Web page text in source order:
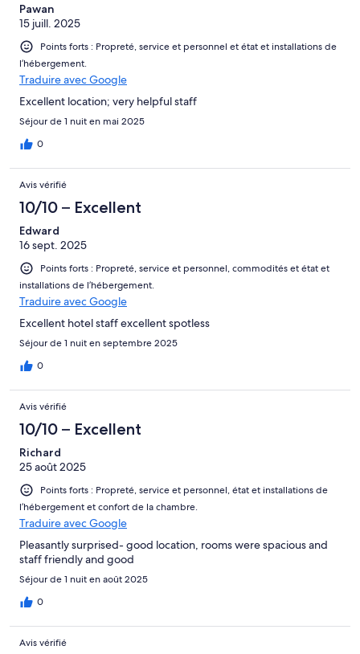
Pawan
15 juill. 2025
Points forts : Propreté, service et personnel et état et installations de
l’hébergement.
Traduire avec Google
Excellent location; very helpful staff
Séjour de 1 nuit en mai 2025
0
Avis vérifié
10/10 – Excellent
Edward
16 sept. 2025
Points forts : Propreté, service et personnel, commodités et état et
installations de l’hébergement.
Traduire avec Google
Excellent hotel staff excellent spotless
Séjour de 1 nuit en septembre 2025
0
Avis vérifié
10/10 – Excellent
Richard
25 août 2025
Points forts : Propreté, service et personnel, état et installations de
l’hébergement et confort de la chambre.
Traduire avec Google
Pleasantly surprised- good location, rooms were spacious and
staff friendly and good
Séjour de 1 nuit en août 2025
0
Avis vérifié